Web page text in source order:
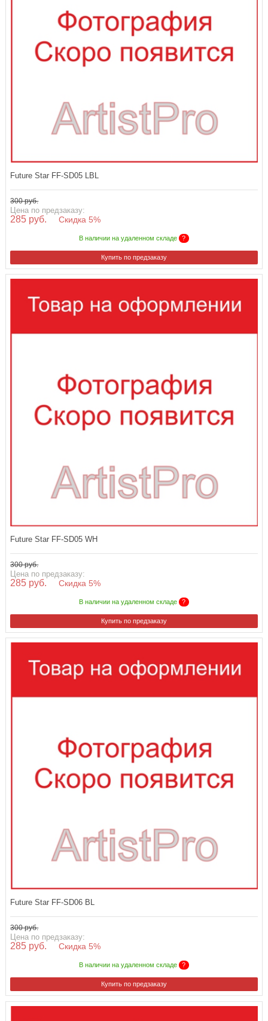
Future Star FF-SD05 LBL
300 руб.
Цена по предзаказу:
285 руб. Скидка 5%
В наличии на удаленном складе ?
Купить по предзаказу
Future Star FF-SD05 WH
300 руб.
Цена по предзаказу:
285 руб. Скидка 5%
В наличии на удаленном складе ?
Купить по предзаказу
Future Star FF-SD06 BL
300 руб.
Цена по предзаказу:
285 руб. Скидка 5%
В наличии на удаленном складе ?
Купить по предзаказу